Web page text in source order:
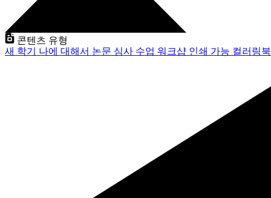
콘텐츠 유형
새 학기 나에 대해서 논문 심사 수업 워크샵 인쇄 가능 컬러링북